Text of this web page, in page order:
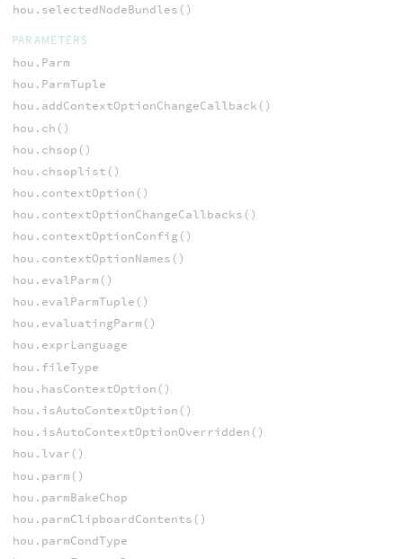
hou.selectedNodeBundles()
PARAMETERS
hou.Parm
hou.ParmTuple
hou.addContextOptionChangeCallback()
hou.ch()
hou.chsop()
hou.chsoplist()
hou.contextOption()
hou.contextOptionChangeCallbacks()
hou.contextOptionConfig()
hou.contextOptionNames()
hou.evalParm()
hou.evalParmTuple()
hou.evaluatingParm()
hou.exprLanguage
hou.fileType
hou.hasContextOption()
hou.isAutoContextOption()
hou.isAutoContextOptionOverridden()
hou.lvar()
hou.parm()
hou.parmBakeChop
hou.parmClipboardContents()
hou.parmCondType